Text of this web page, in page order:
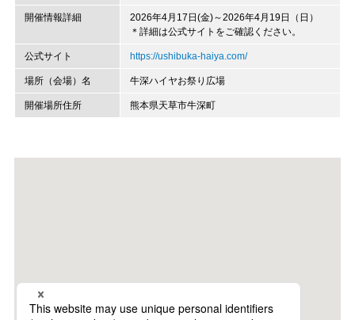
開催情報詳細
2026年4月17日(金)～2026年4月19日（日）
＊詳細は公式サイトをご確認ください。
公式サイト https://ushibuka-haiya.com/
場所（会場）名 牛深ハイヤお祭り広場
開催場所住所 熊本県天草市牛深町